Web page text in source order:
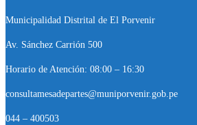
Municipalidad Distrital de El Porvenir
Av. Sánchez Carrión 500
Horario de Atención: 08:00 – 16:30
consultamesadepartes@muniporvenir.gob.pe
044 – 400503